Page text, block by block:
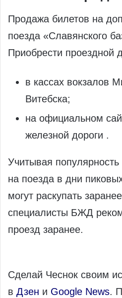
Продажа билетов на
поезда «Славянского
Приобрести проездной
в кассах вокзалов
Витебска;
на официальном
железной дороги .
Учитывая
на поезда в дни
могут раскупать
специалисты БЖД
проезд заранее.
Сделай Чеснок своим
в Дзен и Google News.